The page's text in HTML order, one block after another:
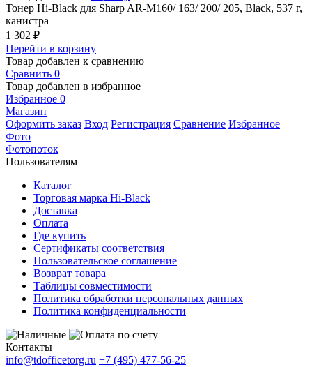
Тонер Hi-Black для Sharp AR-M160/ 163/ 200/ 205, Black, 537 г,
канистра
1 302 ₽
Перейти в корзину
Товар добавлен к сравнению
Сравнить 0
Товар добавлен в избранное
Избранное 0
Магазин
Оформить заказ Вход Регистрация Сравнение Избранное
Фото
Фотопоток
Пользователям
Каталог
Торговая марка Hi-Black
Доставка
Оплата
Где купить
Сертификаты соответствия
Пользовательское соглашение
Возврат товара
Таблицы совместимости
Политика обработки персональных данных
Политика конфиденциальности
Контакты
info@tdofficetorg.ru +7 (495) 477-56-25